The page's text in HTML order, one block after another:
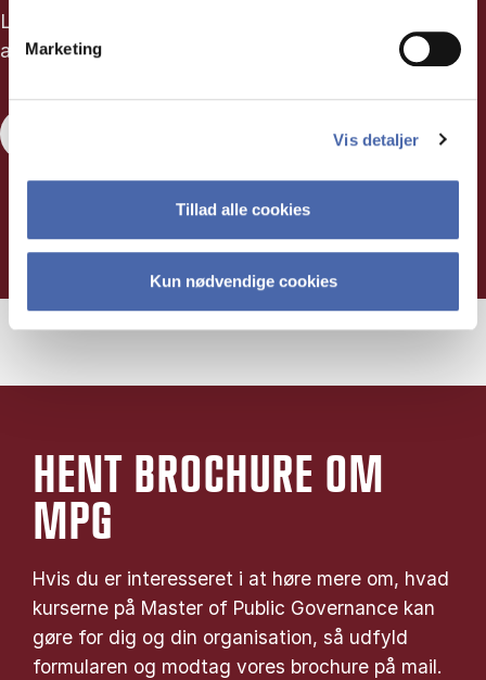
Marketing
Vis detaljer
Tillad alle cookies
Kun nødvendige cookies
Læs mere om vores adgangskrav og indsend dit
ansøgningsskema i dag.
HENT BROCHURE OM
MPG
Hvis du er interesseret i at høre mere om, hvad
kurserne på Master of Public Governance kan
gøre for dig og din organisation, så udfyld
formularen og modtag vores brochure på mail.